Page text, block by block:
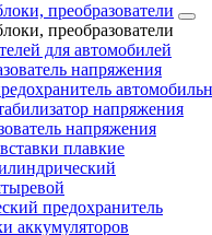
преобразователи
преобразователи
для автомобилей
напряжения
напряжения
напряжения
плавкие
предохранитель
аккумуляторов